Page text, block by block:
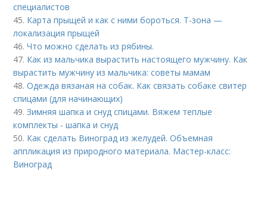
специалистов
45. Карта прыщей и как с ними бороться. Т-зона —
локализация прыщей
46.Что можно сделать из рябины.
47. Как из мальчика вырастить настоящего мужчину. Как
вырастить мужчину из мальчика: советы мамам
48.Одежда вязаная на собак. Как связать собаке свитер
спицами (для начинающих)
49.Зимняя шапка и снуд спицами. Вяжем теплые
комплекты - шапка и снуд
50. Как сделать Виноград из желудей. Объемная
аппликация из природного материала. Мастер-класс:
Виноград